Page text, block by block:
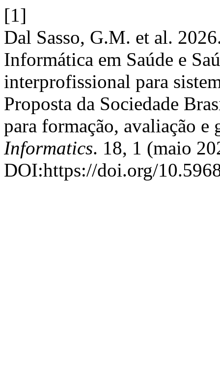
[1]
Dal Sasso, G.M. et al.
Informática em Saúde e
interprofissional para
Proposta da Sociedade
para formação, avaliação e
Informatics. 18, 1 (maio
DOI:https://doi.org/